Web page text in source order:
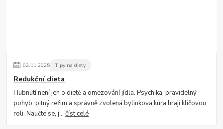
02.11.2025 Tipy na diety
Redukční dieta
Hubnutí není jen o dietě a omezování jídla. Psychika, pravidelný
pohyb, pitný režim a správně zvolená bylinková kúra hrají klíčovou
roli. Naučte se, j...číst celé